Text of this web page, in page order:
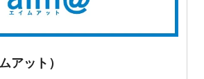
アット）